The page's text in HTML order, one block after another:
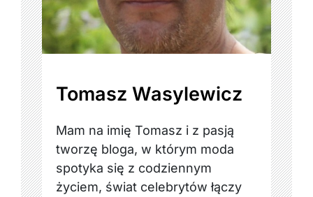
Tomasz Wasylewicz
Mam na imię Tomasz i z pasją
tworzę bloga, w którym moda
spotyka się z codziennym
życiem, świat celebrytów łączy